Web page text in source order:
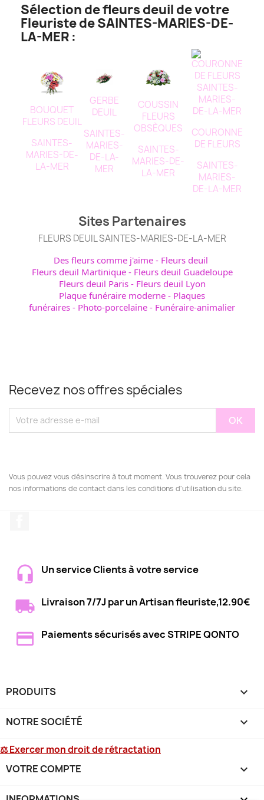
Sélection de fleurs deuil de votre
Fleuriste de SAINTES-MARIES-DE-
LA-MER :
BOUQUET
FLEURS DEUIL
SAINTES-
MARIES-DE-
LA-MER
GERBE
DEUIL
SAINTES-
MARIES-
DE-LA-
MER
COUSSIN
FLEURS
OBSÈQUES
SAINTES-
MARIES-DE-
LA-MER
COURONNE
DE FLEURS
SAINTES-
MARIES-
DE-LA-MER
Sites Partenaires
FLEURS DEUIL SAINTES-MARIES-DE-LA-MER
Des fleurs comme j'aime - Fleurs deuil
Fleurs deuil Martinique- Fleurs deuil Guadeloupe
Fleurs deuil Paris- Fleurs deuil Lyon
Plaque funéraire moderne - Plaques
funéraires - Photo-porcelaine - Funéraire-animalier
Recevez nos offres spéciales
Vous pouvez vous désinscrire à tout moment. Vous trouverez pour cela
nos informations de contact dans les conditions d'utilisation du site.
Un service Clients à votre service
Livraison 7/7J par un Artisan fleuriste,12.90€
Paiements sécurisés avec STRIPE QONTO
PRODUITS 
NOTRE SOCIÉTÉ 
⚖ Exercer mon droit de rétractation
VOTRE COMPTE 